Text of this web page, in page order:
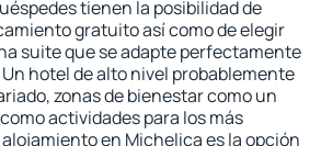
tienen la posibilidad de
gratuito así como de elegir
suite que se adapte perfectamente
hotel de alto nivel probablemente
zonas de bienestar como un
actividades para los más
en Michelica es la opción